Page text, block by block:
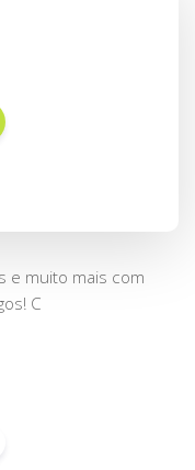
e muito mais com
C